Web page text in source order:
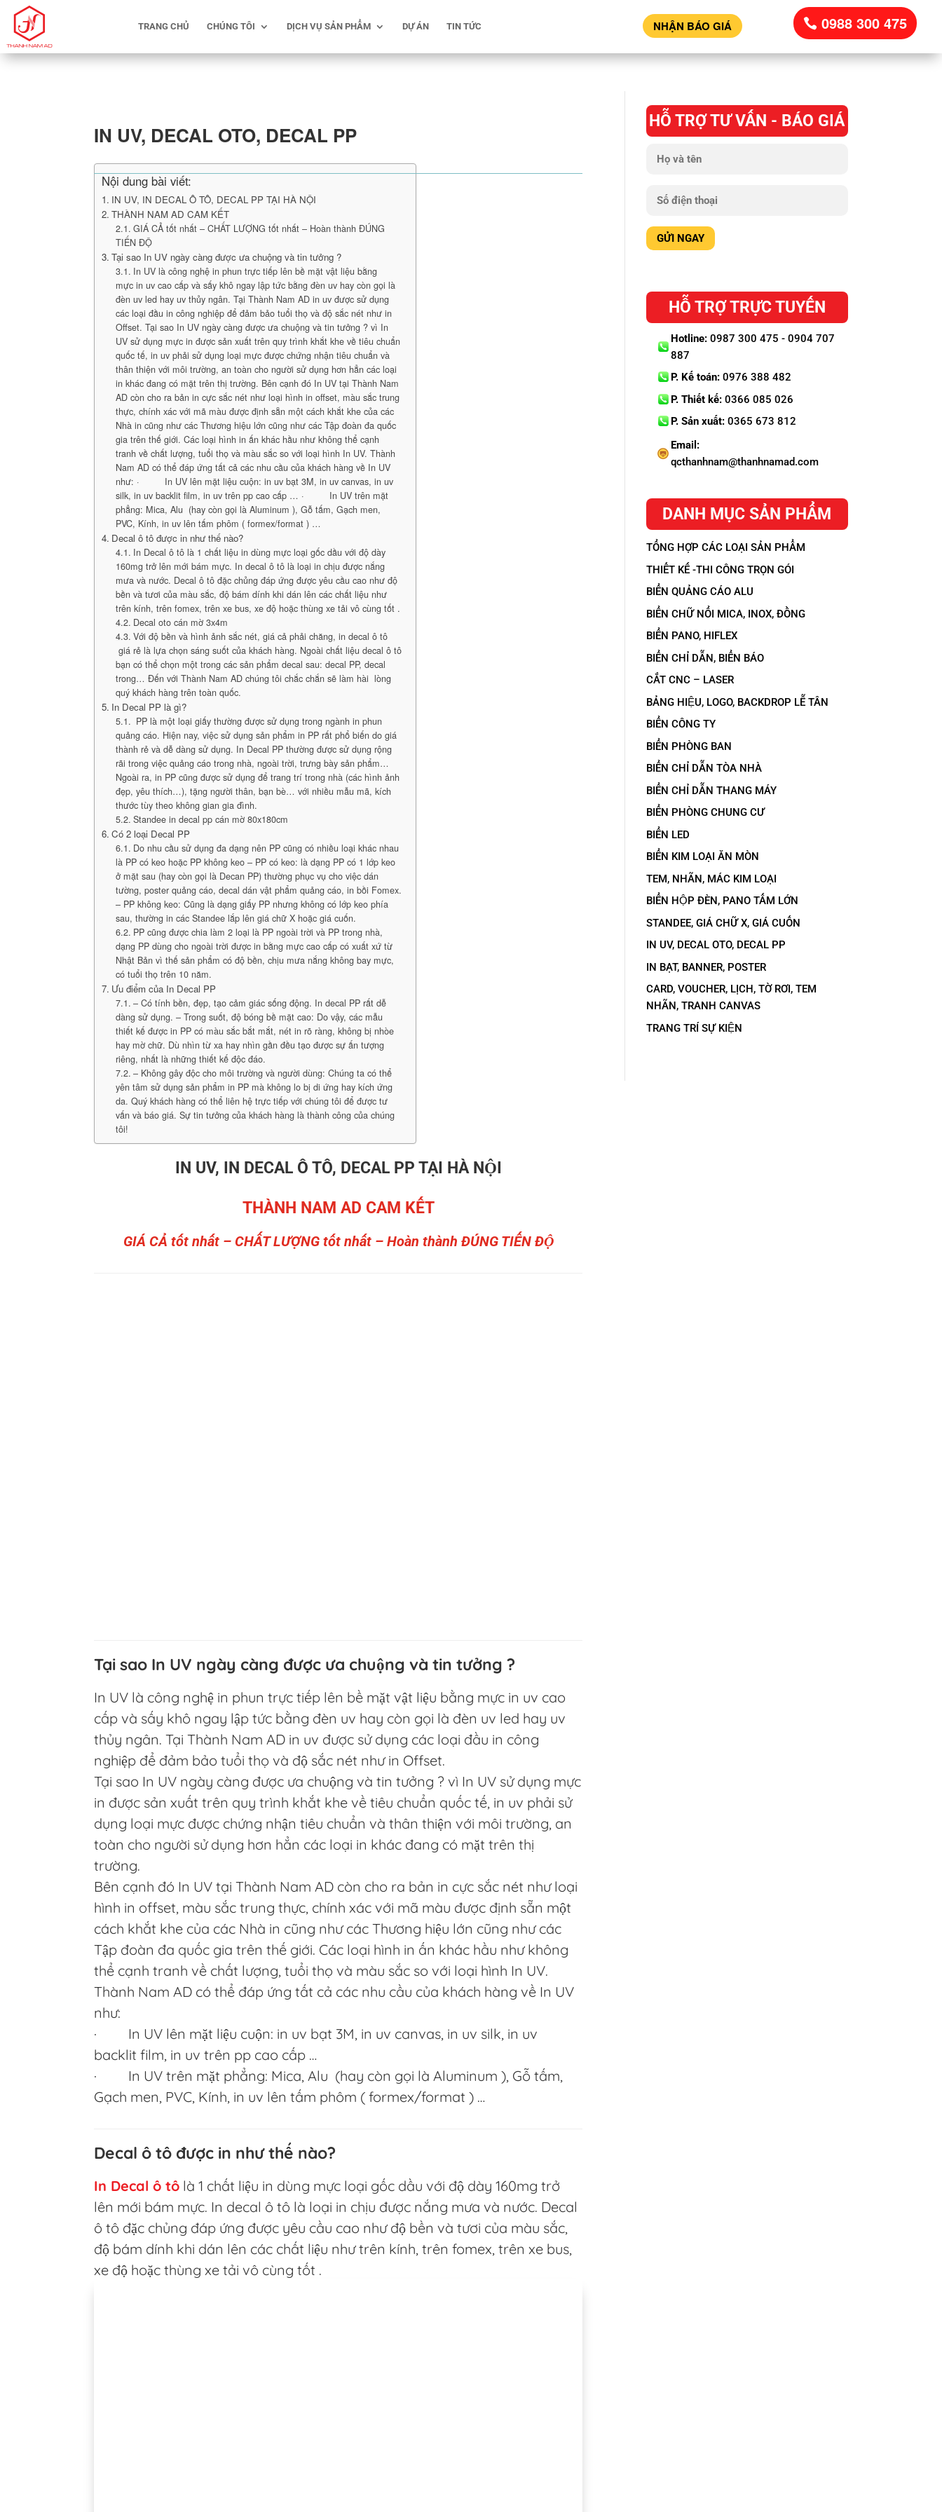
TRANG CHỦ CHÚNG TÔI DỊCH VỤ SẢN PHẨM DỰ ÁN TIN TỨC NHẬN BÁO GIÁ 0988 300 475
IN UV, DECAL OTO, DECAL PP
Nội dung bài viết:
IN UV, IN DECAL Ô TÔ, DECAL PP TẠI HÀ NỘI
THÀNH NAM AD CAM KẾT
GIÁ CẢ tốt nhất – CHẤT LƯỢNG tốt nhất – Hoàn thành ĐÚNG
TIẾN ĐỘ
Tại sao In UV ngày càng được ưa chuộng và tin tưởng ?
In UV là công nghệ in phun trực tiếp lên bề mặt vật liệu bằng
mực in uv cao cấp và sấy khô ngay lập tức bằng đèn uv hay còn gọi là
đèn uv led hay uv thủy ngân. Tại Thành Nam AD in uv được sử dụng
các loại đầu in công nghiệp để đảm bảo tuổi thọ và độ sắc nét như in
Offset. Tại sao In UV ngày càng được ưa chuộng và tin tưởng ? vì In
UV sử dụng mực in được sản xuất trên quy trình khắt khe về tiêu chuẩn
quốc tế, in uv phải sử dụng loại mực được chứng nhận tiêu chuẩn và
thân thiện với môi trường, an toàn cho người sử dụng hơn hẳn các loại
in khác đang có mặt trên thị trường. Bên cạnh đó In UV tại Thành Nam
AD còn cho ra bản in cực sắc nét như loại hình in offset, màu sắc trung
thực, chính xác với mã màu được định sẵn một cách khắt khe của các
Nhà in cũng như các Thương hiệu lớn cũng như các Tập đoàn đa quốc
gia trên thế giới. Các loại hình in ấn khác hầu như không thể cạnh
tranh về chất lượng, tuổi thọ và màu sắc so với loại hình In UV. Thành
Nam AD có thể đáp ứng tất cả các nhu cầu của khách hàng về In UV
như: · In UV lên mặt liệu cuộn: in uv bạt 3M, in uv canvas, in uv
silk, in uv backlit film, in uv trên pp cao cấp … · In UV trên mặt
phẳng: Mica, Alu (hay còn gọi là Aluminum ), Gỗ tấm, Gạch men,
PVC, Kính, in uv lên tấm phôm ( formex/format ) …
Decal ô tô được in như thế nào?
In Decal ô tô là 1 chất liệu in dùng mực loại gốc dầu với độ dày
160mg trở lên mới bám mực. In decal ô tô là loại in chịu được nắng
mưa và nước. Decal ô tô đặc chủng đáp ứng được yêu cầu cao như độ
bền và tươi của màu sắc, độ bám dính khi dán lên các chất liệu như
trên kính, trên fomex, trên xe bus, xe độ hoặc thùng xe tải vô cùng tốt .
Decal oto cán mờ 3x4m
Với độ bền và hình ảnh sắc nét, giá cả phải chăng, in decal ô tô
giá rẻ là lựa chọn sáng suốt của khách hàng. Ngoài chất liệu decal ô tô
bạn có thể chọn một trong các sản phẩm decal sau: decal PP, decal
trong… Đến với Thành Nam AD chúng tôi chắc chắn sẽ làm hài lòng
quý khách hàng trên toàn quốc.
In Decal PP là gì?
PP là một loại giấy thường được sử dụng trong ngành in phun
quảng cáo. Hiện nay, việc sử dụng sản phẩm in PP rất phổ biến do giá
thành rẻ và dễ dàng sử dụng. In Decal PP thường được sử dụng rộng
rãi trong việc quảng cáo trong nhà, ngoài trời, trưng bày sản phẩm…
Ngoài ra, in PP cũng được sử dụng để trang trí trong nhà (các hình ảnh
đẹp, yêu thích…), tặng người thân, bạn bè… với nhiều mẫu mã, kích
thước tùy theo không gian gia đình.
Standee in decal pp cán mờ 80x180cm
Có 2 loại Decal PP
Do nhu cầu sử dụng đa dạng nên PP cũng có nhiều loại khác nhau
là PP có keo hoặc PP không keo – PP có keo: là dạng PP có 1 lớp keo
ở mặt sau (hay còn gọi là Decan PP) thường phục vụ cho việc dán
tường, poster quảng cáo, decal dán vật phẩm quảng cáo, in bồi Fomex.
– PP không keo: Cũng là dạng giấy PP nhưng không có lớp keo phía
sau, thường in các Standee lắp lên giá chữ X hoặc giá cuốn.
PP cũng được chia làm 2 loại là PP ngoài trời và PP trong nhà,
dạng PP dùng cho ngoài trời được in bằng mực cao cấp có xuất xứ từ
Nhật Bản vì thế sản phẩm có độ bền, chịu mưa nắng không bay mực,
có tuổi thọ trên 10 năm.
Ưu điểm của In Decal PP
– Có tính bền, đẹp, tạo cảm giác sống động. In decal PP rất dễ
dàng sử dụng. – Trong suốt, độ bóng bề mặt cao: Do vậy, các mẫu
thiết kế được in PP có màu sắc bắt mắt, nét in rõ ràng, không bị nhòe
hay mờ chữ. Dù nhìn từ xa hay nhìn gần đều tạo được sự ấn tượng
riêng, nhất là những thiết kế độc đáo.
– Không gây độc cho môi trường và người dùng: Chúng ta có thể
yên tâm sử dụng sản phẩm in PP mà không lo bị di ứng hay kích ứng
da. Quý khách hàng có thể liên hệ trực tiếp với chúng tôi để được tư
vấn và báo giá. Sự tin tưởng của khách hàng là thành công của chúng
tôi!
IN UV, IN DECAL Ô TÔ, DECAL PP TẠI HÀ NỘI
THÀNH NAM AD CAM KẾT
GIÁ CẢ tốt nhất – CHẤT LƯỢNG tốt nhất – Hoàn thành ĐÚNG TIẾN ĐỘ
Tại sao In UV ngày càng được ưa chuộng và tin tưởng ?
In UV là công nghệ in phun trực tiếp lên bề mặt vật liệu bằng mực in uv cao
cấp và sấy khô ngay lập tức bằng đèn uv hay còn gọi là đèn uv led hay uv
thủy ngân. Tại Thành Nam AD in uv được sử dụng các loại đầu in công
nghiệp để đảm bảo tuổi thọ và độ sắc nét như in Offset.
Tại sao In UV ngày càng được ưa chuộng và tin tưởng ? vì In UV sử dụng mực
in được sản xuất trên quy trình khắt khe về tiêu chuẩn quốc tế, in uv phải sử
dụng loại mực được chứng nhận tiêu chuẩn và thân thiện với môi trường, an
toàn cho người sử dụng hơn hẳn các loại in khác đang có mặt trên thị
trường.
Bên cạnh đó In UV tại Thành Nam AD còn cho ra bản in cực sắc nét như loại
hình in offset, màu sắc trung thực, chính xác với mã màu được định sẵn một
cách khắt khe của các Nhà in cũng như các Thương hiệu lớn cũng như các
Tập đoàn đa quốc gia trên thế giới. Các loại hình in ấn khác hầu như không
thể cạnh tranh về chất lượng, tuổi thọ và màu sắc so với loại hình In UV.
Thành Nam AD có thể đáp ứng tất cả các nhu cầu của khách hàng về In UV
như:
· In UV lên mặt liệu cuộn: in uv bạt 3M, in uv canvas, in uv silk, in uv
backlit film, in uv trên pp cao cấp …
· In UV trên mặt phẳng: Mica, Alu (hay còn gọi là Aluminum ), Gỗ tấm,
Gạch men, PVC, Kính, in uv lên tấm phôm ( formex/format ) …
Decal ô tô được in như thế nào?
In Decal ô tô là 1 chất liệu in dùng mực loại gốc dầu với độ dày 160mg trở
lên mới bám mực. In decal ô tô là loại in chịu được nắng mưa và nước. Decal
ô tô đặc chủng đáp ứng được yêu cầu cao như độ bền và tươi của màu sắc,
độ bám dính khi dán lên các chất liệu như trên kính, trên fomex, trên xe bus,
xe độ hoặc thùng xe tải vô cùng tốt .
HỖ TRỢ TƯ VẤN - BÁO GIÁ
HỖ TRỢ TRỰC TUYẾN
Hotline:0987 300 475 - 0904 707
887
P. Kế toán:0976 388 482
P. Thiết kế:0366 085 026
P. Sản xuất:0365 673 812
Email:
qcthanhnam@thanhnamad.com
DANH MỤC SẢN PHẨM
TỔNG HỢP CÁC LOẠI SẢN PHẨM
THIẾT KẾ -THI CÔNG TRỌN GÓI
BIỂN QUẢNG CÁO ALU
BIỂN CHỮ NỔI MICA, INOX, ĐỒNG
BIỂN PANO, HIFLEX
BIỂN CHỈ DẪN, BIỂN BÁO
CẮT CNC – LASER
BẢNG HIỆU, LOGO, BACKDROP LỄ TÂN
BIỂN CÔNG TY
BIỂN PHÒNG BAN
BIỂN CHỈ DẪN TÒA NHÀ
BIỂN CHỈ DẪN THANG MÁY
BIỂN PHÒNG CHUNG CƯ
BIỂN LED
BIỂN KIM LOẠI ĂN MÒN
TEM, NHÃN, MÁC KIM LOẠI
BIỂN HỘP ĐÈN, PANO TẤM LỚN
STANDEE, GIÁ CHỮ X, GIÁ CUỐN
IN UV, DECAL OTO, DECAL PP
IN BẠT, BANNER, POSTER
CARD, VOUCHER, LỊCH, TỜ RƠI, TEM
NHÃN, TRANH CANVAS
TRANG TRÍ SỰ KIỆN